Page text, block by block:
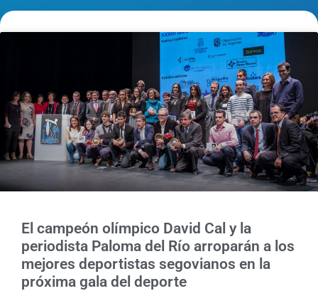
El campeón olímpico David Cal y la
periodista Paloma del Río arroparán a los
mejores deportistas segovianos en la
próxima gala del deporte